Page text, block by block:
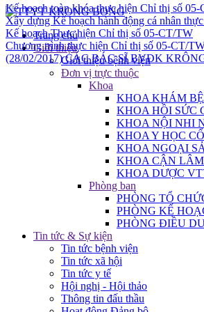
Trang chủ
Giới thiệu
Giới thiệu bệnh viện
Đơn vị trực thuộc
Khoa
KHOA KHÁM
KHOA HỒI SỨC
KHOA NỘI NHI
KHOA Y HỌC
KHOA NGOẠI
KHOA CẬN
KHOA DƯỢC
Phòng ban
PHÒNG TỔ
PHÒNG KẾ
PHÒNG ĐIỀU
Tin tức & Sự kiện
Tin tức bệnh viện
Tin tức xã hội
Tin tức y tế
Hội nghị - Hội thảo
Thông tin đấu thầu
Xây dựng Kế hoạch hành động cá nhân thực
Kế hoạch Thực hiện Chỉ thị số 05-CT/TW
Chương trình thực hiện Chỉ thị số 05-CT/
(28/02/2017) CÁC BÁC SĨ BVĐK